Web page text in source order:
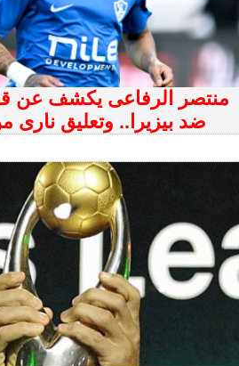
منتصر الرفاعى يكشف عن
ضد بيزيرا.. وتعليق نارى